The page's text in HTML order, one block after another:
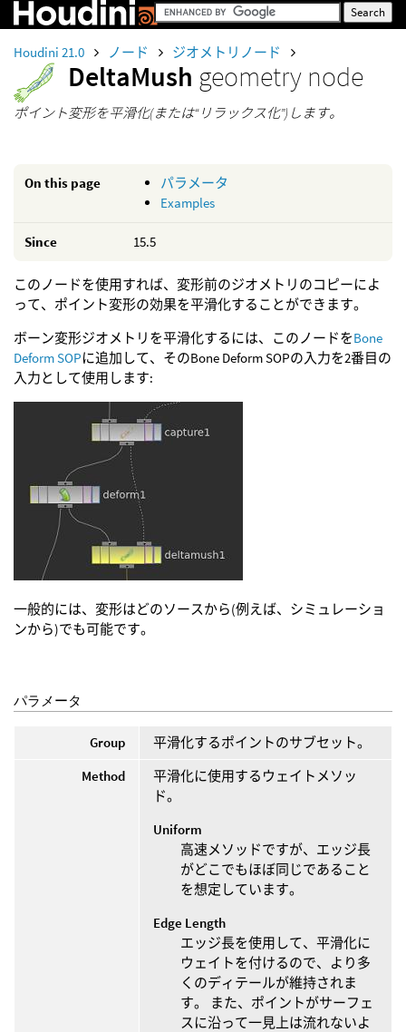
Houdini 21.0 ノード ジオメトリノード
DeltaMush geometry node
ポイント変形を平滑化(または“リラックス化”)します。
On this page
パラメータ
Examples
Since 15.5
このノードを使用すれば、変形前のジオメトリのコピーによ
って、ポイント変形の効果を平滑化することができます。
ボーン変形ジオメトリを平滑化するには、このノードをBone
Deform SOPに追加して、そのBone Deform SOPの入力を2番目の
入力として使用します:
一般的には、変形はどのソースから(例えば、シミュレーショ
ンから)でも可能です。
パラメータ
Group
平滑化するポイントのサブセット。
Method
平滑化に使用するウェイトメソッ
ド。
Uniform
高速メソッドですが、エッジ長
がどこでもほぼ同じであること
を想定しています。
Edge Length
エッジ長を使用して、平滑化に
ウェイトを付けるので、より多
くのディテールが維持されま
す。 また、ポイントがサーフェ
スに沿って一見上は流れないよ